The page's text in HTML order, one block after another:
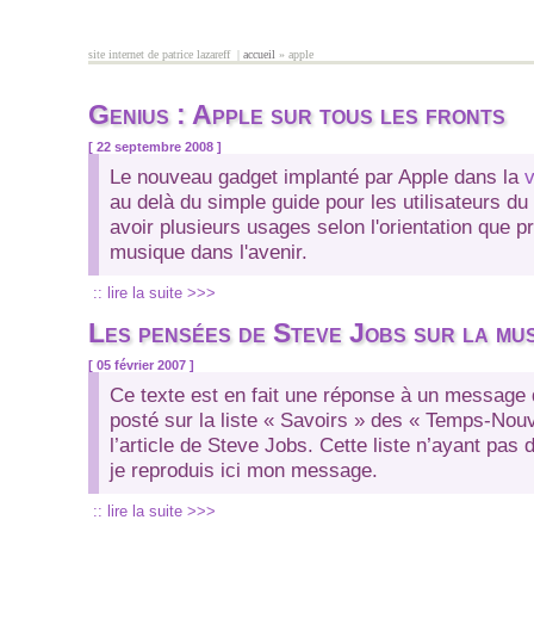
site internet de patrice lazareff |
vous êtes ici
accueil » apple
Genius : Apple sur tous les fronts
[ 22 septembre 2008 ]
Le nouveau gadget implanté par Apple dans la
au delà du simple guide pour les utilisateurs
avoir plusieurs usages selon l'orientation que
musique dans l'avenir.
:: lire la suite >>>
Les pensées de Steve Jobs sur la
[ 05 février 2007 ]
Ce texte est en fait une réponse à un message
posté sur la liste « Savoirs » des « Temps-
l’article de Steve Jobs. Cette liste n’ayant pas
je reproduis ici mon message.
:: lire la suite >>>